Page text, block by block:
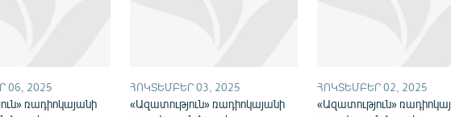
06, 2025
ռադիոկայանի
ՀՈԿՏԵՄԲԵՐ 03, 2025
«Ազատություն» ռադիոկայանի
ՀՈԿՏԵՄԲԵՐ 02, 2025
«Ազատություն»